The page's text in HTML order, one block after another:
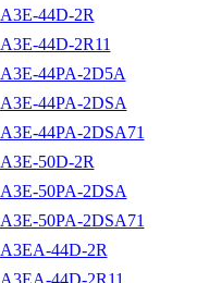
A3E-44D-2R
A3E-44D-2R11
A3E-44PA-2D5A
A3E-44PA-2DSA
A3E-44PA-2DSA71
A3E-50D-2R
A3E-50PA-2DSA
A3E-50PA-2DSA71
A3EA-44D-2R